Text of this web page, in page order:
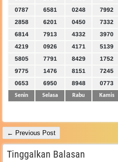
0787
6581 0248 7992
2858
6201 0450 7332
6814
7913 4332 3970
4219
0926 4171 5139
5805
7791 8429 1752
9775
1476 8151 7245
0653
6950 8948 0773
Senin Selasa Rabu Kamis
← Previous Post
Tinggalkan Balasan